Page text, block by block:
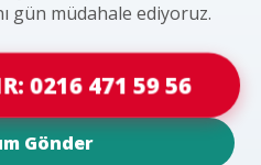
gün müdahale ediyoruz.
0216 471 59 56
Gönder